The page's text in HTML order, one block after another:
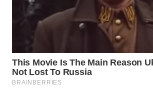
WN
PADANG
WN
SUMEDANG